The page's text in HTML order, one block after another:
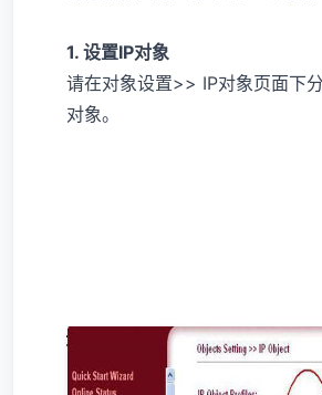
1. 设置IP对象
请在对象设置>> IP对象页面下
对象。